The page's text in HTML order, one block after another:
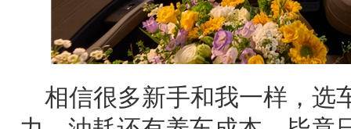
相信很多新手和我一样，选